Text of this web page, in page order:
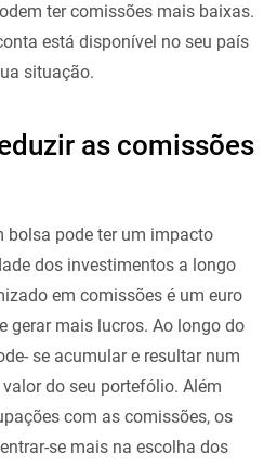
ter comissões mais baixas.
está disponível no seu país
situação.
as comissões
bolsa pode ter um impacto
dos investimentos a longo
em comissões é um euro
gerar mais lucros. Ao longo do
se acumular e resultar num
do seu portefólio. Além
com as comissões, os
se mais na escolha dos